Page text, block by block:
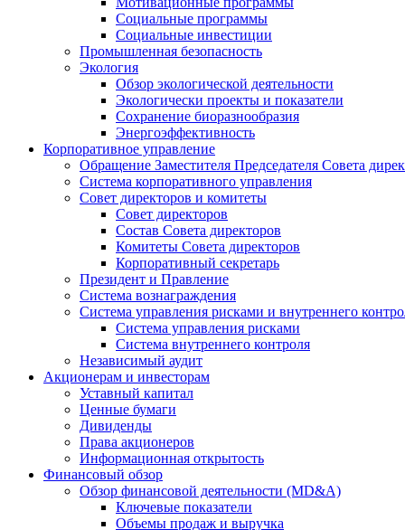
Социальные программы
Социальные инвестиции
Промышленная безопасность
Экология
Обзор экологической деятельности
Экологически проекты и показатели
Сохранение биоразнообразия
Энергоэффективность
Корпоративное управление
Обращение Заместителя Председателя Совета
Система корпоративного управления
Совет директоров и комитеты
Совет директоров
Состав Совета директоров
Комитеты Совета директоров
Корпоративный секретарь
Президент и Правление
Система вознаграждения
Система управления рисками и внутреннего
Система управления рисками
Система внутреннего контроля
Независимый аудит
Акционерам и инвесторам
Уставный капитал
Ценные бумаги
Дивиденды
Права акционеров
Информационная открытость
Финансовый обзор
Обзор финансовой деятельности (MD&A)
Ключевые показатели
Объемы продаж и выручка